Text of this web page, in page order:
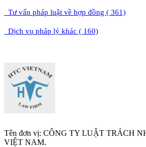
Tư vấn pháp luật về hợp đồng ( 361)
Dịch vụ pháp lý khác ( 160)
Tên đơn vị: CÔNG TY LUẬT TRÁCH
VIỆT NAM.